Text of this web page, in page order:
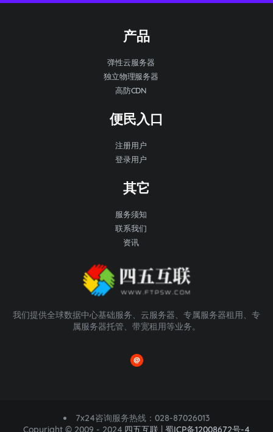
产品
弹性云服务器
独立物理服务器
高防CDN
便民入口
注册用户
登录用户
其它
服务须知
联系我们
资讯
我们提供全球数据中心基础服务、云服务器、专属服务器租用、专
属服务器托管、带宽租用等业务。
7x24咨询服务热线： 028-87026013
Copyright © 2009 - 2024 四五互联 |蜀ICP备12008672号-4